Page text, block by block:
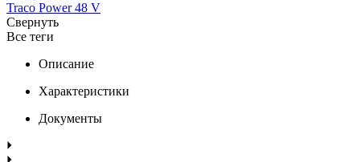
Traco Power 48 V
Свернуть
Все теги
Описание
Характеристики
Документы